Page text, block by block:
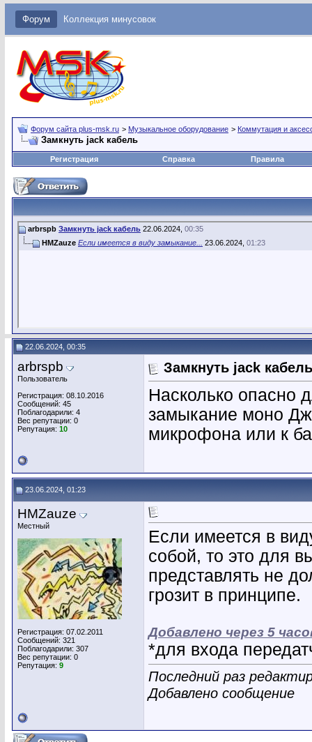
Форум Коллекция минусовок
Форум сайта plus-msk.ru > Музыкальное оборудование > Коммутация и
Замкнуть jack кабель
Регистрация Справка Правила
arbrspb Замкнуть jack кабель 22.06.2024, 00:35
HMZauze Если имеется в виду замыкание... 23.06.2024, 01:23
22.06.2024, 00:35
arbrspb
Пользователь
Регистрация: 08.10.2016
Сообщений: 45
Поблагодарили: 4
Вес репутации: 0
Репутация: 10
Замкнуть jack кабель
Насколько опасно
замыкание моно
микрофона или к
23.06.2024, 01:23
HMZauze
Местный
Регистрация: 07.02.2011
Сообщений: 321
Поблагодарили: 307
Вес репутации: 0
Репутация: 9
Если имеется в
собой, то это для
представлять не
грозит в принципе.
Добавлено через 5
*для входа
Последний раз
Добавлено сообщение